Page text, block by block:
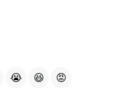
😭 😆 😡